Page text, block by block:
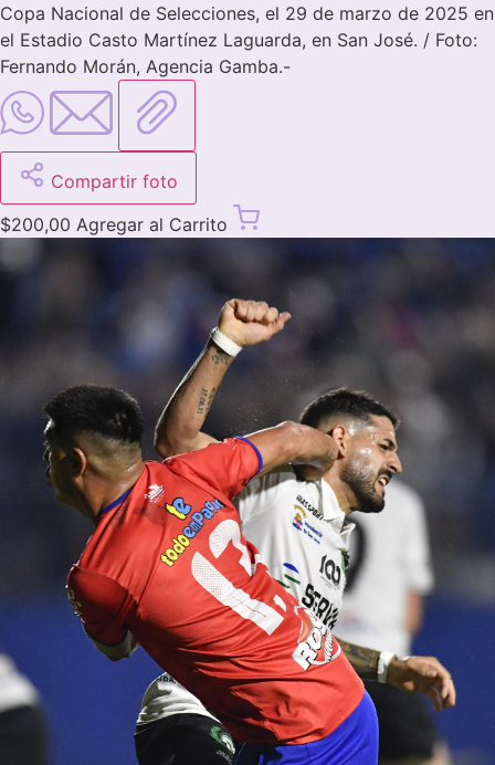
Copa Nacional de Selecciones, el 29 de marzo de 2025 en
el Estadio Casto Martínez Laguarda, en San José. / Foto:
Fernando Morán, Agencia Gamba.-
Compartir foto
$200,00 Agregar al Carrito